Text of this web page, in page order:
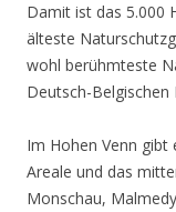
Damit ist das 5.000
älteste
wohl berühmteste
Deutsch-Belgischen
Im Hohen Venn gibt
Areale und das
Monschau,